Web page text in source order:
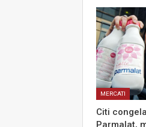
MERCATI
Citi
Parmalat,